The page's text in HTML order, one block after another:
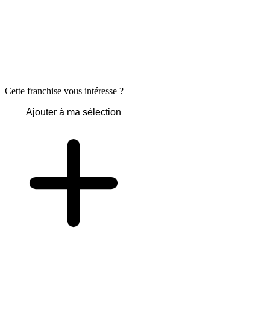
Cette franchise vous intéresse ?
Ajouter à ma sélection